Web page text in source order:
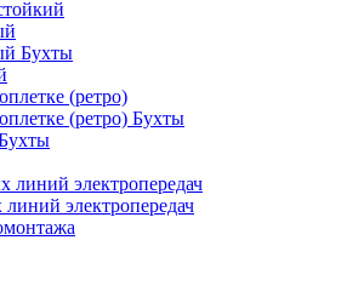
Бухты
(ретро)
(ретро) Бухты
линий электропередач
электропередач